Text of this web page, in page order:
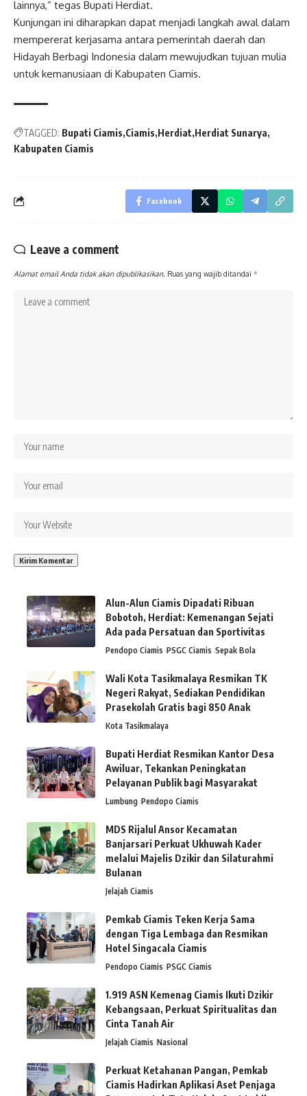
lainnya,” tegas Bupati Herdiat.
Kunjungan ini diharapkan dapat menjadi langkah awal dalam
mempererat kerjasama antara pemerintah daerah dan
Hidayah Berbagi Indonesia dalam mewujudkan tujuan mulia
untuk kemanusiaan di Kabupaten Ciamis.
navigation
TAGGED: Bupati Ciamis Ciamis Herdiat Herdiat Sunarya
Kabupaten Ciamis
Facebook
Leave a comment
Alamat email Anda tidak akan dipublikasikan. Ruas yang wajib ditandai *
Alun-Alun Ciamis Dipadati Ribuan
Bobotoh, Herdiat: Kemenangan Sejati
Ada pada Persatuan dan Sportivitas
Pendopo Ciamis PSGC Ciamis Sepak Bola
Wali Kota Tasikmalaya Resmikan TK
Negeri Rakyat, Sediakan Pendidikan
Prasekolah Gratis bagi 850 Anak
Kota Tasikmalaya
Bupati Herdiat Resmikan Kantor Desa
Awiluar, Tekankan Peningkatan
Pelayanan Publik bagi Masyarakat
Lumbung Pendopo Ciamis
MDS Rijalul Ansor Kecamatan
Banjarsari Perkuat Ukhuwah Kader
melalui Majelis Dzikir dan Silaturahmi
Bulanan
Jelajah Ciamis
Pemkab Ciamis Teken Kerja Sama
dengan Tiga Lembaga dan Resmikan
Hotel Singacala Ciamis
Pendopo Ciamis PSGC Ciamis
1.919 ASN Kemenag Ciamis Ikuti Dzikir
Kebangsaan, Perkuat Spiritualitas dan
Cinta Tanah Air
Jelajah Ciamis Nasional
Perkuat Ketahanan Pangan, Pemkab
Ciamis Hadirkan Aplikasi Aset Penjaga